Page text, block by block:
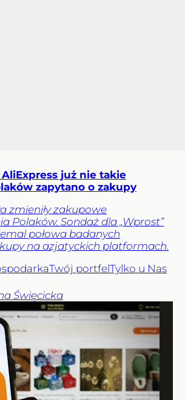
już nie takie
zapytano o zakupy
zmieniły zakupowe
Polaków. Sondaż dla „Wprost”
połowa badanych
na azjatyckich platformach.
Twój portfelTylko u Nas
Święcicka